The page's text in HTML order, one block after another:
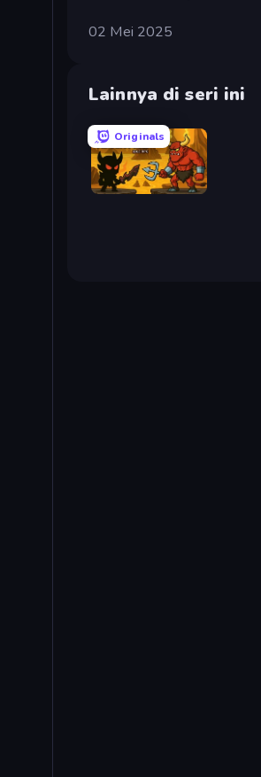
02 Mei 2025
Lainnya di seri ini
Originals
Knight Hero Adventure Idle RPG